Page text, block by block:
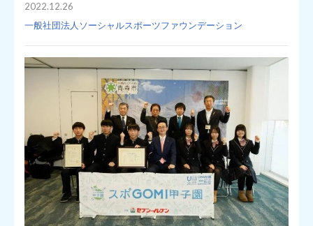
2022.12.26
一般社団法人ソーシャルスポーツファウンデーション